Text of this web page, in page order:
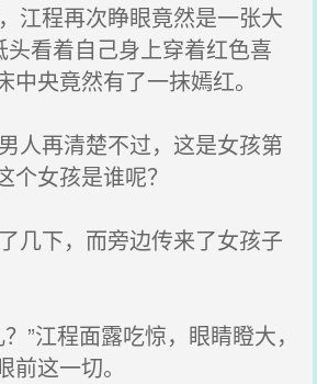
江程再次睁眼竟然是一张大
头看着自己身上穿着红色喜
中央竟然有了一抹嫣红。
人再清楚不过，这是女孩第
个女孩是谁呢？
几下，而旁边传来了女孩子
”江程面露吃惊，眼睛瞪大，
这一切。